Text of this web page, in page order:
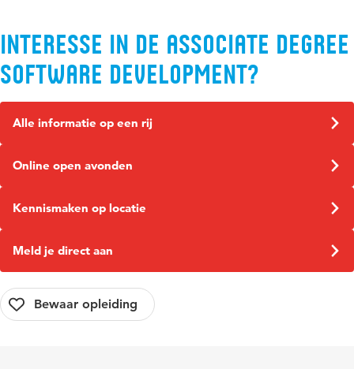
Interesse in de Associate Degree
Software Development?
Alle informatie op een rij
Online open avonden
Kennismaken op locatie
Meld je direct aan